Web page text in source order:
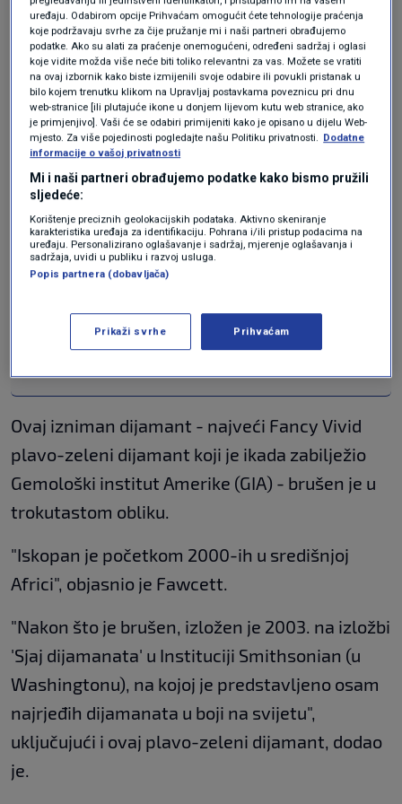
jako cijenila i nosila", rekao je za AFP Max
Fawcett, međunarodni voditelj odjela za nakit
u Christie'su.
"I upravo smo ga prodali za 17 milijuna dolara
zahvaljujući aktivnom sudjelovanju triju
različitih klijenata iz vrlo različitih dijelova
svijeta", koji su dizali uloge, dodao je.
VIDEO / Plavoperajna tuna prodana
za rekordnih 2,8 milijuna eura na
Rubensov "Krist na križu", pronađen
nakon 400 godina, prodan na aukciji
Ovaj izniman dijamant - najveći Fancy Vivid
plavo-zeleni dijamant koji je ikada zabilježio
Gemološki institut Amerike (GIA) - brušen je u
trokutastom obliku.
"Iskopan je početkom 2000-ih u središnjoj
Africi", objasnio je Fawcett.
"Nakon što je brušen, izložen je 2003. na izložbi
'Sjaj dijamanata' u Instituciji Smithsonian (u
Washingtonu), na kojoj je predstavljeno osam
najrjeđih dijamanata u boji na svijetu",
uključujući i ovaj plavo-zeleni dijamant, dodao
je.
uređaju. Odabirom opcije Prihvaćam omogućit ćete tehnologije praćenja
koje podržavaju svrhe za čije pružanje mi i naši partneri obrađujemo
podatke. Ako su alati za praćenje onemogućeni, određeni sadržaj i oglasi
koje vidite možda više neće biti toliko relevantni za vas. Možete se vratiti
na ovaj izbornik kako biste izmijenili svoje odabire ili povukli pristanak u
bilo kojem trenutku klikom na Upravljaj postavkama poveznicu pri dnu
web-stranice [ili plutajuće ikone u donjem lijevom kutu web stranice, ako
je primjenjivo]. Vaši će se odabiri primijeniti kako je opisano u dijelu Web-
mjesto. Za više pojedinosti pogledajte našu Politiku privatnosti. Dodatne
informacije o vašoj privatnosti
Mi i naši partneri obrađujemo podatke kako bismo pružili
sljedeće:
Korištenje preciznih geolokacijskih podataka. Aktivno skeniranje
karakteristika uređaja za identifikaciju. Pohrana i/ili pristup podacima na
uređaju. Personalizirano oglašavanje i sadržaj, mjerenje oglašavanja i
sadržaja, uvidi u publiku i razvoj usluga.
Popis partnera (dobavljača)
Prikaži svrhe Prihvaćam